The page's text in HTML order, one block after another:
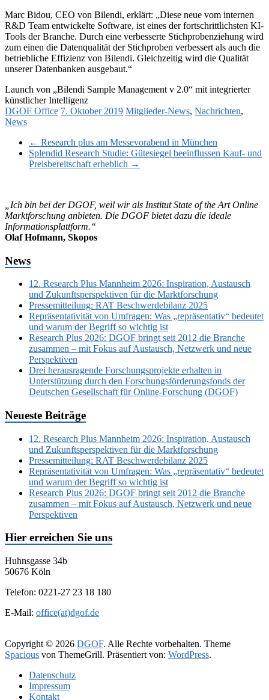
Marc Bidou, CEO von Bilendi, erklärt: „Diese neue vom internen
R&D Team entwickelte Software, ist eines der fortschrittlichsten KI-
Tools der Branche. Durch eine verbesserte Stichprobenziehung wird
zum einen die Datenqualität der Stichproben verbessert als auch die
betriebliche Effizienz von Bilendi. Gleichzeitig wird die Qualität
unserer Datenbanken ausgebaut.“
Launch von „Bilendi Sample Management v 2.0“ mit integrierter
künstlicher Intelligenz
DGOF Office 7. Oktober 2019 Mitglieder-News, Nachrichten,
News
← Research plus am Messevorabend in München
Splendid Research Studie: Gütesiegel beeinflussen Kauf- und
Preisbereitschaft erheblich →
„Ich bin bei der DGOF, weil wir als Institut State of the Art Online
Marktforschung anbieten. Die DGOF bietet dazu die ideale
Informationsplattform.“
Olaf Hofmann, Skopos
News
12. Research Plus Mannheim 2026: Inspiration, Austausch
und Zukunftsperspektiven für die Marktforschung
Pressemitteilung: RAT Beschwerdebilanz 2025
Repräsentativität von Umfragen: Was „repräsentativ“ bedeutet
und warum der Begriff so wichtig ist
Research Plus 2026: DGOF bringt seit 2012 die Branche
zusammen – mit Fokus auf Austausch, Netzwerk und neue
Perspektiven
Drei herausragende Forschungsprojekte erhalten in
Unterstützung durch den Forschungsförderungsfonds der
Deutschen Gesellschaft für Online-Forschung (DGOF)
Neueste Beiträge
12. Research Plus Mannheim 2026: Inspiration, Austausch
und Zukunftsperspektiven für die Marktforschung
Pressemitteilung: RAT Beschwerdebilanz 2025
Repräsentativität von Umfragen: Was „repräsentativ“ bedeutet
und warum der Begriff so wichtig ist
Research Plus 2026: DGOF bringt seit 2012 die Branche
zusammen – mit Fokus auf Austausch, Netzwerk und neue
Perspektiven
Hier erreichen Sie uns
Huhnsgasse 34b
50676 Köln
Telefon: 0221-27 23 18 180
E-Mail: office(at)dgof.de
Copyright © 2026 DGOF. Alle Rechte vorbehalten. Theme
Spacious von ThemeGrill. Präsentiert von: WordPress.
Daten­schutz­
Impressum
Kontakt